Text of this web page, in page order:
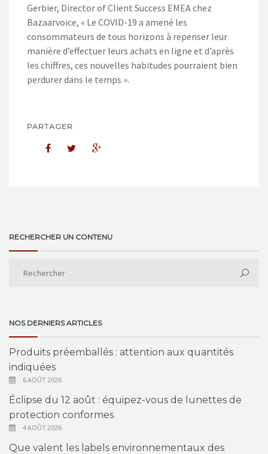
Gerbier, Director of Client Success EMEA chez
Bazaarvoice, « Le COVID-19 a amené les
consommateurs de tous horizons à repenser leur
manière d’effectuer leurs achats en ligne et d’après
les chiffres, ces nouvelles habitudes pourraient bien
perdurer dans le temps ».
PARTAGER
RECHERCHER UN CONTENU
NOS DERNIERS ARTICLES
Produits préemballés : attention aux quantités
indiquées
6 AOÛT 2026
Éclipse du 12 août : équipez-vous de lunettes de
protection conformes
4 AOÛT 2026
Que valent les labels environnementaux des